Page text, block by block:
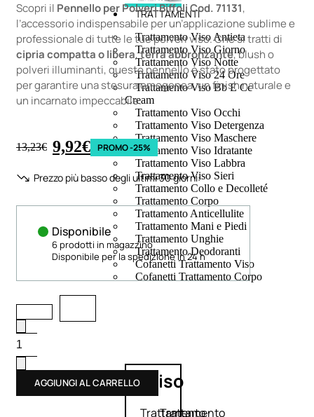
TRATTAMENTI
Trattamento Viso Antieta
Trattamento Viso Giorno
Trattamento Viso Notte
Trattamento Viso 24 Ore
Trattamento Viso Bb E Cc
Cream
Trattamento Viso Occhi
Trattamento Viso Detergenza
Trattamento Viso Maschere
Trattamento Viso Idratante
Trattamento Viso Labbra
Trattamento Viso Sieri
Trattamento Collo e Decolleté
Trattamento Corpo
Trattamento Anticellulite
Trattamento Mani e Piedi
Trattamento Unghie
Trattamento Deodoranti
Cofanetti Trattamento Viso
Cofanetti Trattamento Corpo
Viso
Trattamento
Trattamento
Scopri il Pennello per Polveri Biffoli Cod. 71131,
l’accessorio indispensabile per un’applicazione sublime e
professionale di tutte le tue polveri viso. Che si tratti di
cipria compatta o libera,terra abbronzante, blush o
polveri illuminanti, questo pennello è stato progettato
per garantire una stesura omogenea, un finish naturale e
un incarnato impeccabile.
13,23€ 9,92€ PROMO -25%
Prezzo più basso degli ultimi 30 giorni:
Disponibile
6 prodotti in magazzino
Disponibile per la spedizione in 24 h
AGGIUNGI AL CARRELLO